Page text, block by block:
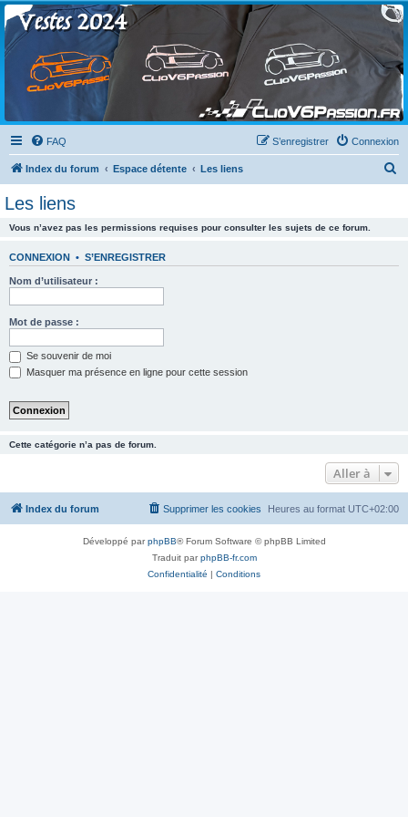
Clio V6 Passion
Le site français des passionnés de Clio V6
FAQ Connexion
S’enregistrer
Index du forum Espace détente Les liens
Les liens
Vous n’avez pas les permissions requises pour consulter les sujets de ce forum.
CONNEXION • S’ENREGISTRER
Nom d’utilisateur :
Mot de passe :
Se souvenir de moi
Masquer ma présence en ligne pour cette session
Cette catégorie n’a pas de forum.
Aller à
Index du forum Heures au format UTC+02:00
Supprimer les cookies
Développé parphpBB® Forum Software © phpBB Limited
Traduit parphpBB-fr.com
Confidentialité | Conditions